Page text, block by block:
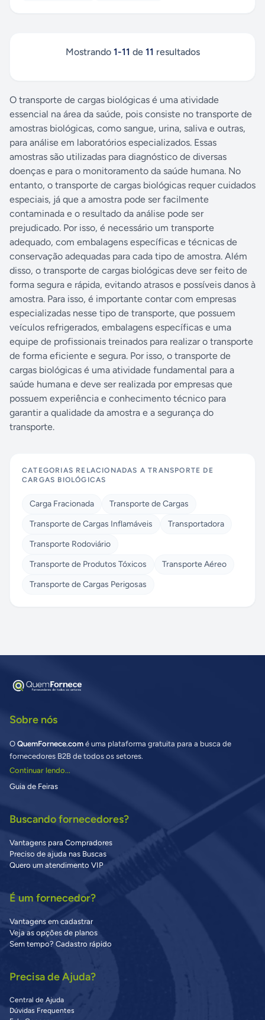
Mostrando 1-11 de 11 resultados
O transporte de cargas biológicas é uma atividade
essencial na área da saúde, pois consiste no transporte de
amostras biológicas, como sangue, urina, saliva e outras,
para análise em laboratórios especializados. Essas
amostras são utilizadas para diagnóstico de diversas
doenças e para o monitoramento da saúde humana. No
entanto, o transporte de cargas biológicas requer cuidados
especiais, já que a amostra pode ser facilmente
contaminada e o resultado da análise pode ser
prejudicado. Por isso, é necessário um transporte
adequado, com embalagens específicas e técnicas de
conservação adequadas para cada tipo de amostra. Além
disso, o transporte de cargas biológicas deve ser feito de
forma segura e rápida, evitando atrasos e possíveis danos à
amostra. Para isso, é importante contar com empresas
especializadas nesse tipo de transporte, que possuem
veículos refrigerados, embalagens específicas e uma
equipe de profissionais treinados para realizar o transporte
de forma eficiente e segura. Por isso, o transporte de
cargas biológicas é uma atividade fundamental para a
saúde humana e deve ser realizada por empresas que
possuem experiência e conhecimento técnico para
garantir a qualidade da amostra e a segurança do
transporte.
CATEGORIAS RELACIONADAS ATRANSPORTE DE
CARGAS BIOLÓGICAS
Carga Fracionada
Transporte de Cargas
Transporte de Cargas Inflamáveis
Transportadora
Transporte Rodoviário
Transporte de Produtos Tóxicos
Transporte Aéreo
Transporte de Cargas Perigosas
Sobre nós
O QuemFornece.com é uma plataforma gratuita para a busca de
fornecedores B2B de todos os setores.
Continuar lendo...
Guia de Feiras
Buscando fornecedores?
Vantagens para Compradores
Preciso de ajuda nas Buscas
Quero um atendimento VIP
É um fornecedor?
Vantagens em cadastrar
Veja as opções de planos
Sem tempo? Cadastro rápido
Precisa de Ajuda?
Central de Ajuda
Dúvidas Frequentes